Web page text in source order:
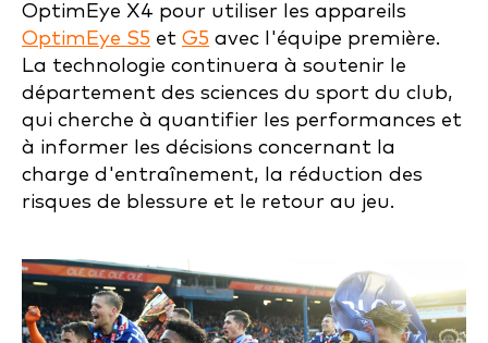
OptimEye X4 pour utiliser les appareils
OptimEye S5 et G5 avec l'équipe première.
La technologie continuera à soutenir le
département des sciences du sport du club,
qui cherche à quantifier les performances et
à informer les décisions concernant la
charge d'entraînement, la réduction des
risques de blessure et le retour au jeu.